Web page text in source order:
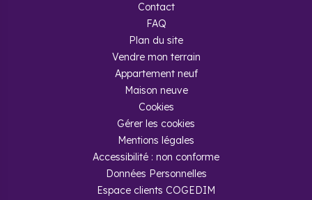
Contact
FAQ
Plan du site
Vendre mon terrain
Appartement neuf
Maison neuve
Cookies
Gérer les cookies
Mentions légales
Accessibilité : non conforme
Données Personnelles
Espace clients COGEDIM